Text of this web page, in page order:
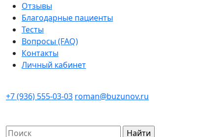
Отзывы
Благодарные пациенты
Тесты
Вопросы (FAQ)
Контакты
Личный кабинет
+7 (936) 555-03-03 roman@buzunov.ru
Найти: